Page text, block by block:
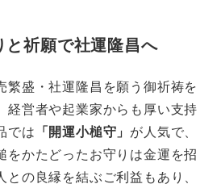
と祈願で社運隆昌へ
繁盛・社運隆昌を願う御祈祷を
経営者や起業家からも厚い支持
では 「開運小槌守」 が人気で、
をかたどったお守りは金運を招
との良縁を結ぶご利益もあり、